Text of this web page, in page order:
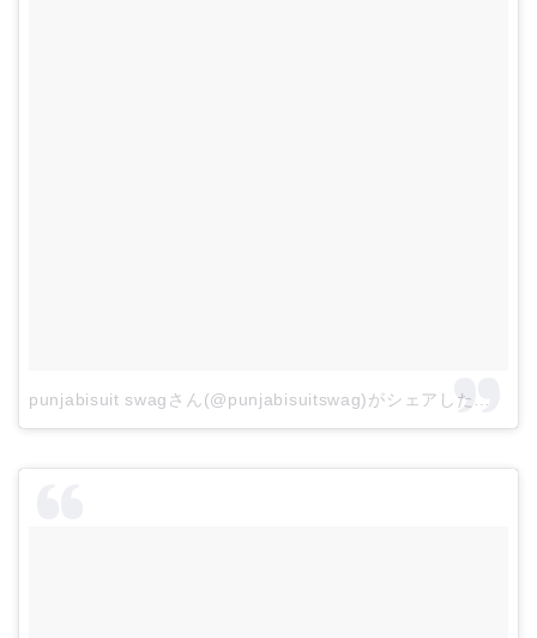
punjabisuit swagさん(@punjabisuitswag)がシェアした投稿